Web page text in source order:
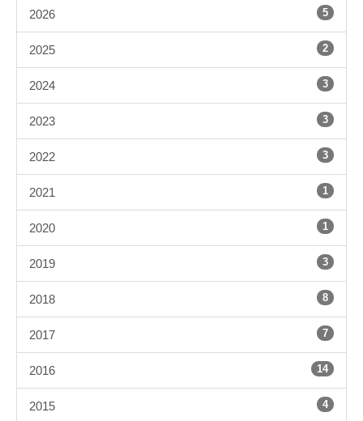
2026 5
2025 2
2024 3
2023 3
2022 3
2021 1
2020 1
2019 3
2018 8
2017 7
2016 14
2015 4